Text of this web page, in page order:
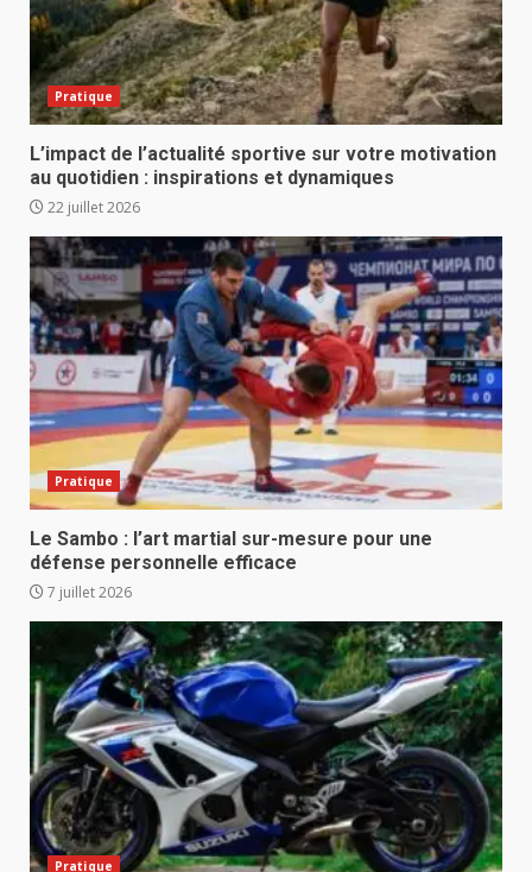
Pratique
L’impact de l’actualité sportive sur votre motivation
au quotidien : inspirations et dynamiques
22 juillet 2026
Pratique
Le Sambo : l’art martial sur-mesure pour une
défense personnelle efficace
7 juillet 2026
Pratique